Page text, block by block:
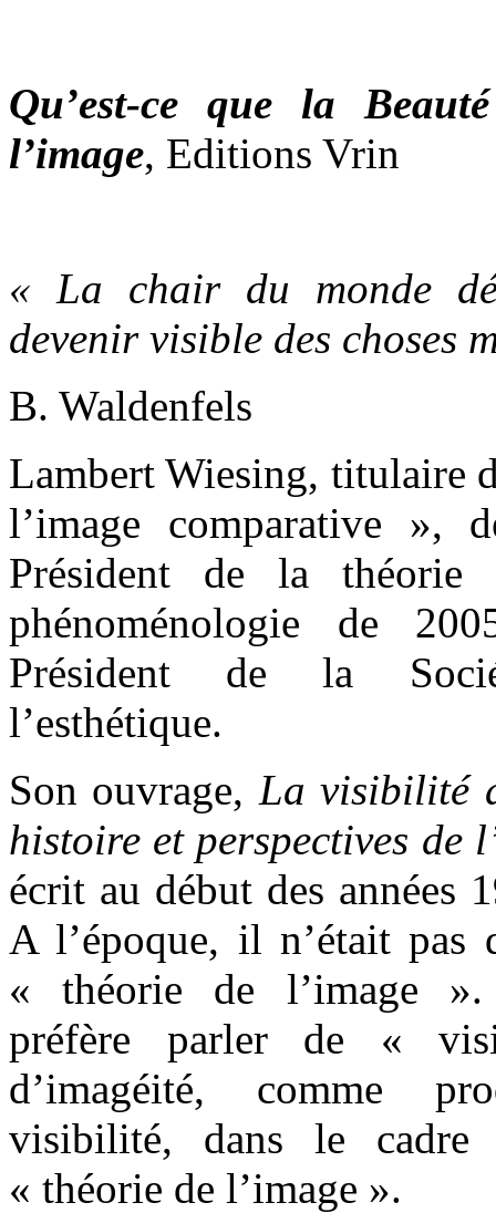
Qu’est-ce que la
l’image, Editions Vrin
« La chair du monde
devenir visible des choses
B. Waldenfels
Lambert Wiesing, titulaire
l’image comparative »,
Président de la
phénoménologie de
Président de la
l’esthétique.
Son ouvrage, La visibilité
histoire et perspectives de
écrit au début des années
A l’époque, il n’était pas
« théorie de l’image ».
préfère parler de «
d’imagéité, comme
visibilité, dans le cadre
« théorie de l’image ».